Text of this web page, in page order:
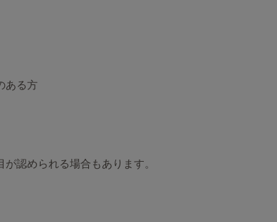
ある方
認められる場合もあります。